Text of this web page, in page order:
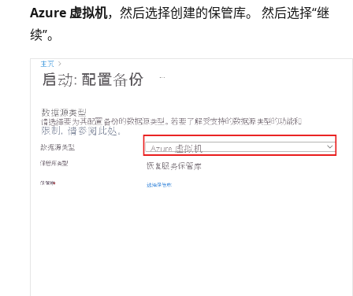
Azure 虚拟机，然后选择创建的保管库。 然后选择“继
续”。